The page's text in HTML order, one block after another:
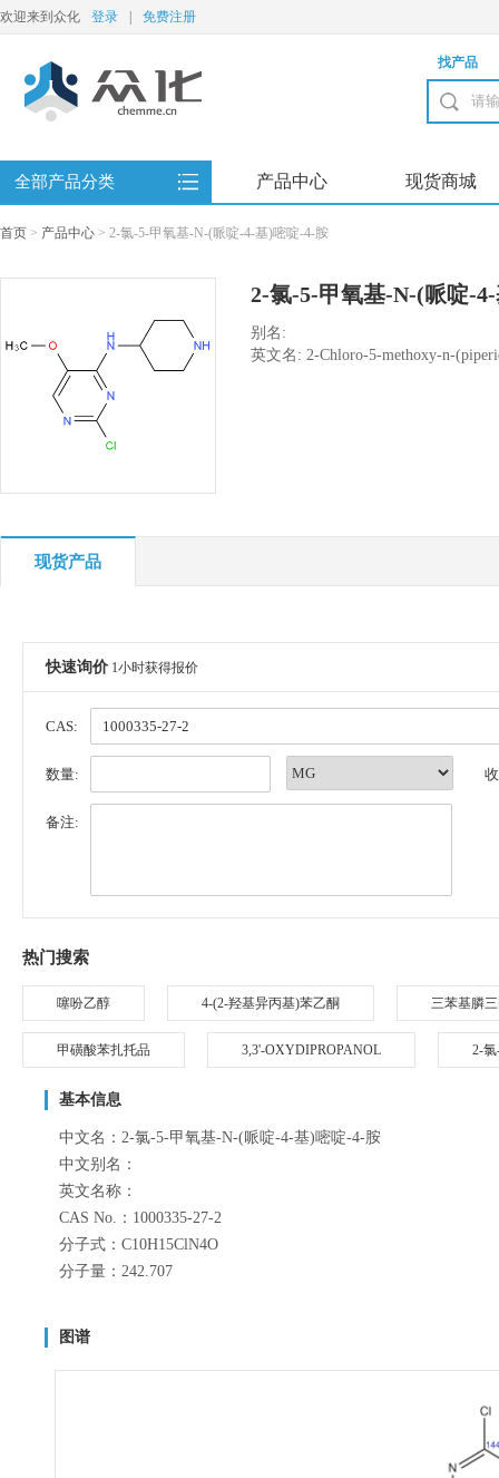
欢迎来到众化 登录 免费注册
找产品
全部产品分类 产品中心 现货商城
首页 > 产品中心 > 2-氯-5-甲氧基-N-(哌啶-4-基)嘧啶-4-胺
2-氯-5-甲氧基-N-(哌啶-
别名:
英文名: 2-Chloro-5-methoxy-n-
现货产品
快速询价 1小时获得报价
CAS:
数量:
备注:
热门搜索
噻吩乙醇 4-(2-羟基异丙基)苯乙酮 三苯基膦
甲磺酸苯扎托品 3,3'-OXYDIPROPANOL 2-
基本信息
中文名：2-氯-5-甲氧基-N-(哌啶-4-基)嘧啶-4-胺
中文别名：
英文名称：
CAS No.：1000335-27-2
分子式：C10H15ClN4O
分子量：242.707
图谱